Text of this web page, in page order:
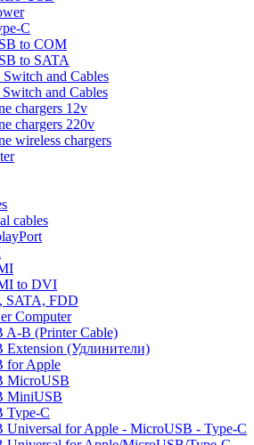
C
to COM
to SATA
and Cables
and Cables
chargers 12v
chargers 220v
wireless chargers
cables
to DVI
SATA, FDD
Computer
A-B (Printer Cable)
Extension (Удлинители)
for Apple
MicroUSB
MiniUSB
Type-C
Universal for Apple - MicroUSB - Type-C